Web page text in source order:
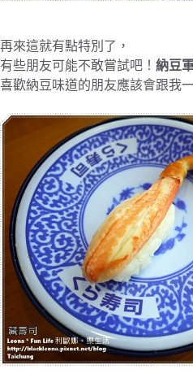
再來這就有點特別了，
有些朋友可能不敢嘗試吧！ 納豆
喜歡納豆味道的朋友應該會跟我